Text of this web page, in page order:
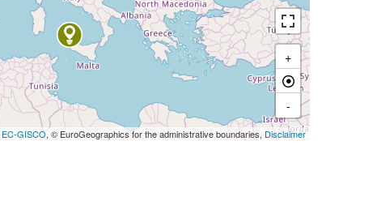
+
-
EC-GISCO, © EuroGeographics for the administrative boundaries, Disclaimer